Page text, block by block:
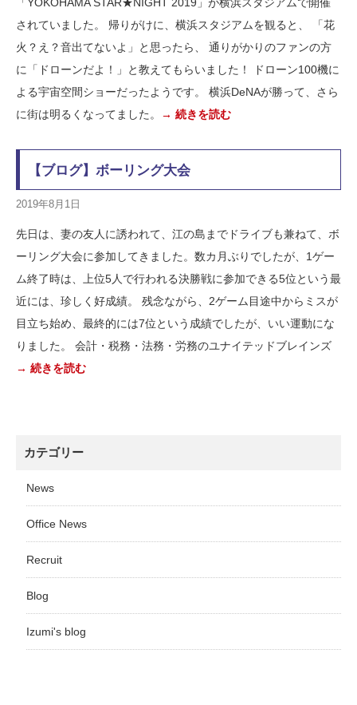
されていました。 帰りがけに、横浜スタジアムを観ると、 「花
火？え？音出てないよ」と思ったら、 通りがかりのファンの方
に「ドローンだよ！」と教えてもらいました！ ドローン100機に
よる宇宙空間ショーだったようです。 横浜DeNAが勝って、さら
に街は明るくなってました。
→ 続きを読む
【ブログ】ボーリング大会
2019年8月1日
先日は、妻の友人に誘われて、江の島までドライブも兼ねて、ボ
ーリング大会に参加してきました。数カ月ぶりでしたが、1ゲー
ム終了時は、上位5人で行われる決勝戦に参加できる5位という最
近には、珍しく好成績。 残念ながら、2ゲーム目途中からミスが
目立ち始め、最終的には7位という成績でしたが、いい運動にな
りました。 会計・税務・法務・労務のユナイテッドブレインズ
→ 続きを読む
カテゴリー
News
Office News
Recruit
Blog
Izumi's blog